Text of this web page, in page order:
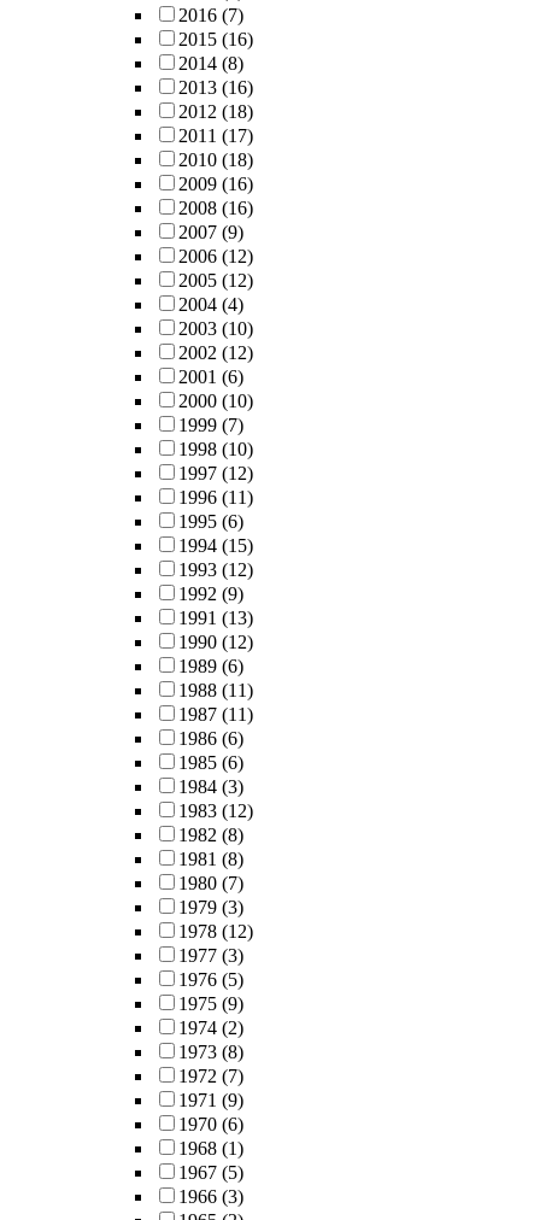
2016 (7)
2015 (16)
2014 (8)
2013 (16)
2012 (18)
2011 (17)
2010 (18)
2009 (16)
2008 (16)
2007 (9)
2006 (12)
2005 (12)
2004 (4)
2003 (10)
2002 (12)
2001 (6)
2000 (10)
1999 (7)
1998 (10)
1997 (12)
1996 (11)
1995 (6)
1994 (15)
1993 (12)
1992 (9)
1991 (13)
1990 (12)
1989 (6)
1988 (11)
1987 (11)
1986 (6)
1985 (6)
1984 (3)
1983 (12)
1982 (8)
1981 (8)
1980 (7)
1979 (3)
1978 (12)
1977 (3)
1976 (5)
1975 (9)
1974 (2)
1973 (8)
1972 (7)
1971 (9)
1970 (6)
1968 (1)
1967 (5)
1966 (3)